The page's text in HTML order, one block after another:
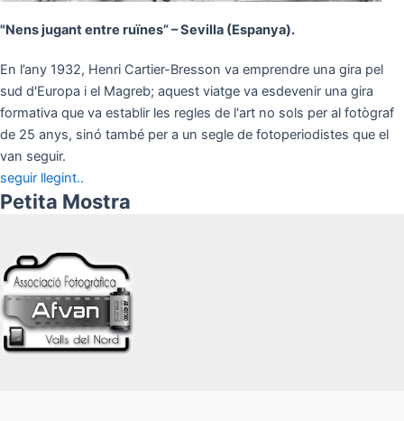
"Nens jugant entre ruïnes” – Sevilla (Espanya).
En l’any 1932, Henri Cartier-Bresson va emprendre una gira pel
sud d'Europa i el Magreb; aquest viatge va esdevenir una gira
formativa que va establir les regles de l'art no sols per al fotògraf
de 25 anys, sinó també per a un segle de fotoperiodistes que el
van seguir.
seguir llegint..
Petita Mostra